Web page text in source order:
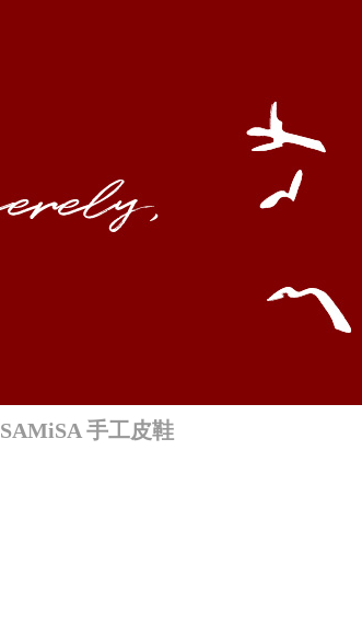
SAMiSA 手工皮鞋